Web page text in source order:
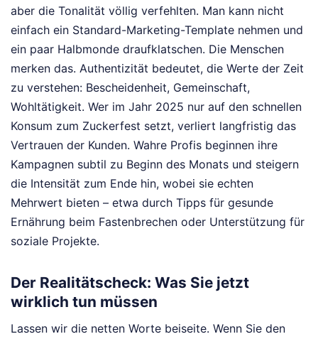
aber die Tonalität völlig verfehlten. Man kann nicht
einfach ein Standard-Marketing-Template nehmen und
ein paar Halbmonde draufklatschen. Die Menschen
merken das. Authentizität bedeutet, die Werte der Zeit
zu verstehen: Bescheidenheit, Gemeinschaft,
Wohltätigkeit. Wer im Jahr 2025 nur auf den schnellen
Konsum zum Zuckerfest setzt, verliert langfristig das
Vertrauen der Kunden. Wahre Profis beginnen ihre
Kampagnen subtil zu Beginn des Monats und steigern
die Intensität zum Ende hin, wobei sie echten
Mehrwert bieten – etwa durch Tipps für gesunde
Ernährung beim Fastenbrechen oder Unterstützung für
soziale Projekte.
Der Realitätscheck: Was Sie jetzt
wirklich tun müssen
Lassen wir die netten Worte beiseite. Wenn Sie den